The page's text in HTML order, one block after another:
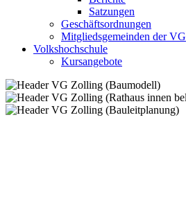
Satzungen
Geschäftsordnungen
Mitgliedsgemeinden der VG
Volkshochschule
Kursangebote